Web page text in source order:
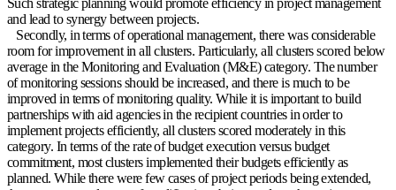
Such strategic planning would promote efficiency in project management
and lead to synergy between projects.
Secondly, in terms of operational management, there was considerable
room for improvement in all clusters. Particularly, all clusters scored below
average in the Monitoring and Evaluation (M&E) category. The number
of monitoring sessions should be increased, and there is much to be
improved in terms of monitoring quality. While it is important to build
partnerships with aid agencies in the recipient countries in order to
implement projects efficiently, all clusters scored moderately in this
category. In terms of the rate of budget execution versus budget
commitment, most clusters implemented their budgets efficiently as
planned. While there were few cases of project periods being extended,